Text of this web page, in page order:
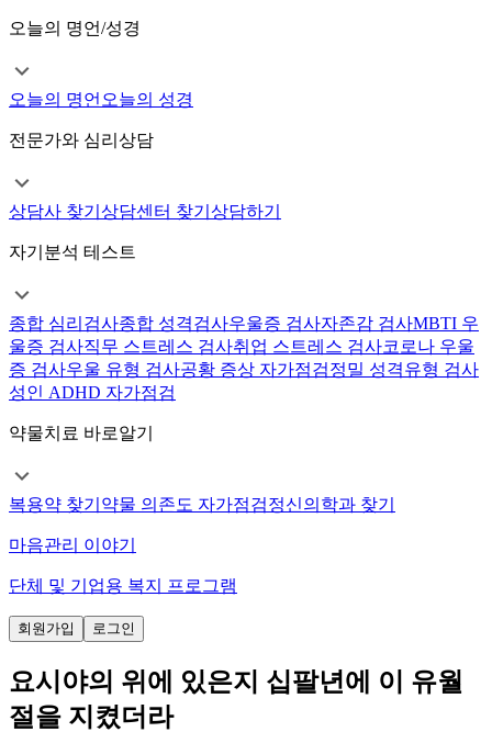
오늘의 명언/성경
오늘의 명언 오늘의 성경
전문가와 심리상담
상담사 찾기 상담센터 찾기 상담하기
자기분석 테스트
종합 심리검사종합 성격검사우울증 검사자존감 검사MBTI 우
울증 검사직무 스트레스 검사취업 스트레스 검사코로나 우울
증 검사우울 유형 검사공황 증상 자가점검정밀 성격유형 검사
성인 ADHD 자가점검
약물치료 바로알기
복용약 찾기 약물 의존도 자가점검정신의학과 찾기
마음관리 이야기
단체 및 기업용 복지 프로그램
회원가입 로그인
요시야의 위에 있은지 십팔년에 이 유월
절을 지켰더라